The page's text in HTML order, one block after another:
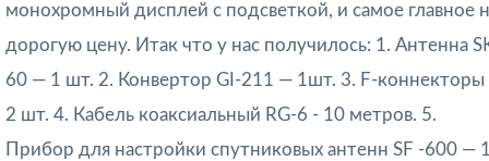
монохромный дисплей с подсветкой, и самое главное
дорогую цену. Итак что у нас получилось: 1. Антенна
60 — 1 шт. 2. Конвертор GI-211 — 1шт. 3. F-
2 шт. 4. Кабель коаксиальный RG-6 - 10 метров. 5.
Прибор для настройки спутниковых антенн SF -600 —